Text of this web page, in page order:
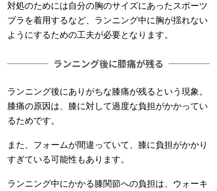
対処のためには自分の胸のサイズにあったスポーツ
ブラを着用するなど、ランニング中に胸が揺れない
ようにするための工夫が必要となります。
ランニング後に膝痛が残る
ランニング後にありがちな膝痛が残るという現象。
膝痛の原因は、膝に対して過度な負担がかかってい
るためです。
また、フォームが間違っていて、膝に負担がかかり
すぎている可能性もあります。
ランニング中にかかる膝関節への負担は、ウォーキ